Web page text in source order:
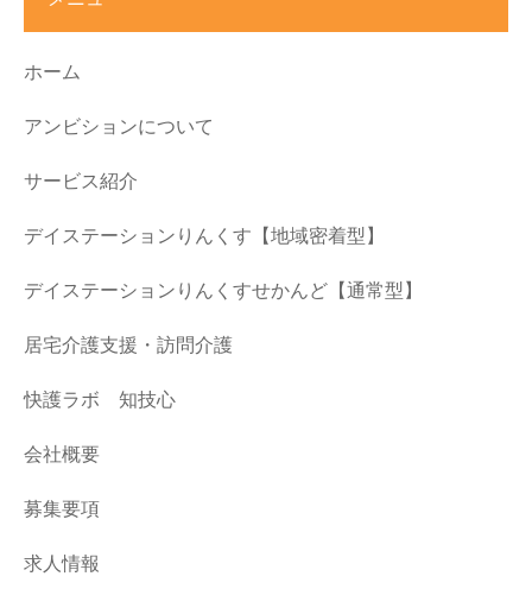
ホーム
アンビションについて
サービス紹介
デイステーションりんくす【地域密着型】
デイステーションりんくすせかんど【通常型】
居宅介護支援・訪問介護
快護ラボ 知技心
会社概要
募集要項
求人情報